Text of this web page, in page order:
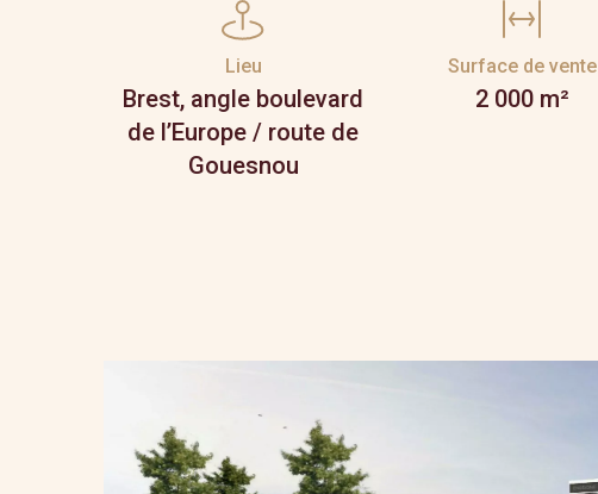
Lieu
Brest, angle boulevard
de l’Europe / route de
Gouesnou
Surface de vente
2 000 m²